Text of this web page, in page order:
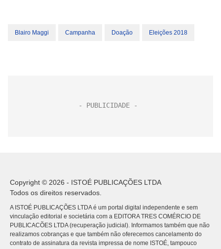
Blairo Maggi Campanha Doação Eleições 2018
Copyright © 2026 - ISTOÉ PUBLICAÇÕES LTDA
Todos os direitos reservados.
A ISTOÉ PUBLICAÇÕES LTDA é um portal digital independente e sem
vinculação editorial e societária com a EDITORA TRES COMÉRCIO DE
PUBLICACÕES LTDA (recuperação judicial). Informamos também que não
realizamos cobranças e que também não oferecemos cancelamento do
contrato de assinatura da revista impressa de nome ISTOÉ, tampouco